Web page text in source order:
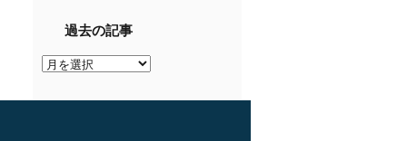
過去の記事
過